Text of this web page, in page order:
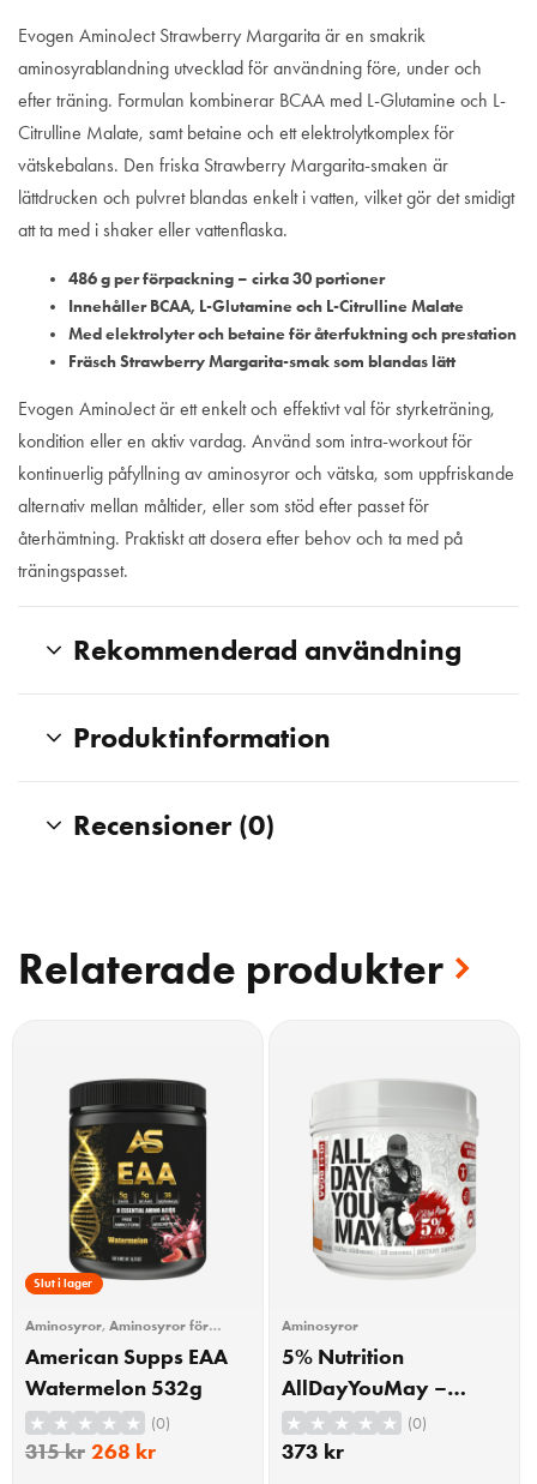
Evogen AminoJect Strawberry Margarita är en smakrik
aminosyrablandning utvecklad för användning före, under och
efter träning. Formulan kombinerar BCAA med L-Glutamine och L-
Citrulline Malate, samt betaine och ett elektrolytkomplex för
vätskebalans. Den friska Strawberry Margarita-smaken är
lättdrucken och pulvret blandas enkelt i vatten, vilket gör det smidigt
att ta med i shaker eller vattenflaska.
486 g per förpackning – cirka 30 portioner
Innehåller BCAA, L-Glutamine och L-Citrulline Malate
Med elektrolyter och betaine för återfuktning och prestation
Fräsch Strawberry Margarita-smak som blandas lätt
Evogen AminoJect är ett enkelt och effektivt val för styrketräning,
kondition eller en aktiv vardag. Använd som intra-workout för
kontinuerlig påfyllning av aminosyror och vätska, som uppfriskande
alternativ mellan måltider, eller som stöd efter passet för
återhämtning. Praktiskt att dosera efter behov och ta med på
träningspasset.
Rekommenderad användning
Produktinformation
Recensioner (0)
Relaterade produkter
15% Rabatt
Slut i lager
Aminosyror, Aminosyror för
träning
,EAA
American Supps EAA
Watermelon 532g
(0)
315kr 268 kr
Aminosyror
5% Nutrition
AllDayYouMay –
Legendary Series,
Push Pop – 450 grams
(0)
373 kr